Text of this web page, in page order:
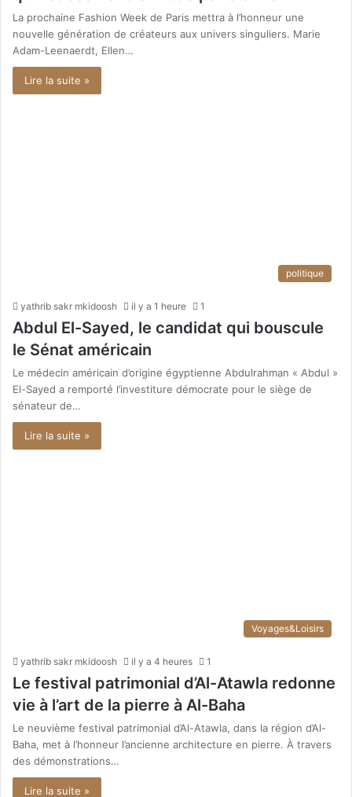
La prochaine Fashion Week de Paris mettra à l’honneur une
nouvelle génération de créateurs aux univers singuliers. Marie
Adam-Leenaerdt, Ellen…
Lire la suite »
politique
yathrib sakr mkidoosh il y a 1 heure 1
Abdul El-Sayed, le candidat qui bouscule
le Sénat américain
Le médecin américain d’origine égyptienne Abdulrahman « Abdul »
El-Sayed a remporté l’investiture démocrate pour le siège de
sénateur de…
Lire la suite »
Voyages&Loisirs
yathrib sakr mkidoosh il y a 4 heures 1
Le festival patrimonial d’Al-Atawla redonne
vie à l’art de la pierre à Al-Baha
Le neuvième festival patrimonial d’Al-Atawla, dans la région d’Al-
Baha, met à l’honneur l’ancienne architecture en pierre. À travers
des démonstrations…
Lire la suite »